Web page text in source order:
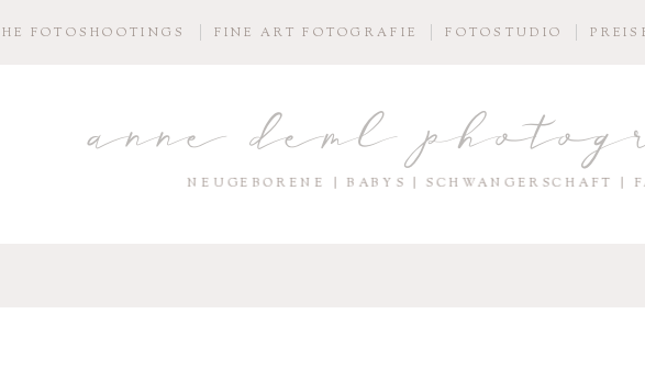
FOTOSHOOTINGS FINE ART FOTOGRAFIE FOTOSTUDIO
NEUGEBORENE | BABYS | SCHWANGERSCHAFT |
anne deml